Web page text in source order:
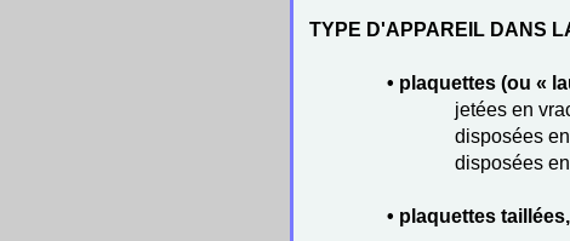
TYPE D'APPAREIL DANS
• plaquettes (ou «
jetées en
disposées
disposées
• plaquettes